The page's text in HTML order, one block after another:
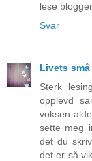
lese
Svar
Livets
Sterk
opplevd
voksen
sette meg
det du
det er så